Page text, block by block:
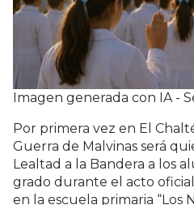
Imagen generada con IA -
Por primera vez en El
Guerra de Malvinas será
Lealtad a la Bandera a los
grado durante el acto
en la escuela primaria “Los